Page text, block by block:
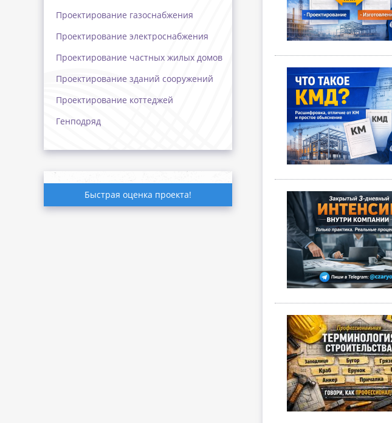
Проектирование газоснабжения
Проектирование электроснабжения
Проектирование частных жилых домов
Проектирование зданий сооружений
Проектирование коттеджей
Генподряд
Быстрая оценка проекта!